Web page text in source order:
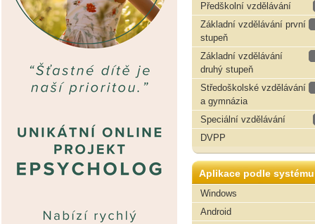
Předškolní vzdělávání
Základní vzdělávání první
stupeň
Základní vzdělávání
druhý stupeň
Středoškolské vzdělávání
a gymnázia
Speciální vzdělávání
DVPP
Aplikace podle systému
Windows
Android